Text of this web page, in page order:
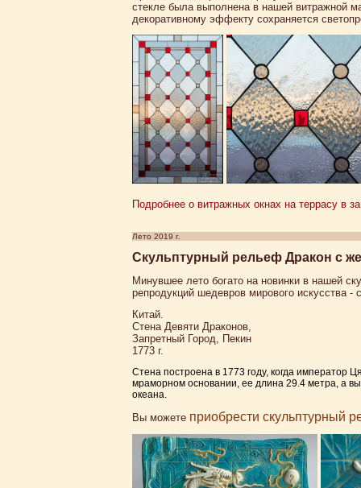
стекле была выполнена в нашей витражной
декоративному эффекту сохраняется
Подробнее о витражных окнах на террасу в
Лето 2019 г.
Скульптурный рельеф Дракон с
Минувшее лето богато на новинки в нашей
репродукций шедевров мирового искусства
Китай.
Стена Девяти Драконов,
Запретный Город, Пекин
1773 г.
Стена построена в 1773 году, когда император
мраморном основании, ее длина 29.4 метра, а
океана.
Вы можете приобрести скульптурный